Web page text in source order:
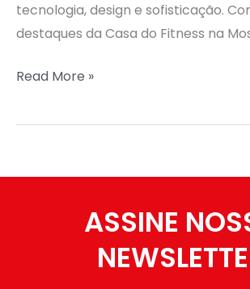
tecnologia, design e sofisticação.
destaques da Casa do Fitness na
Read More »
ASSINE